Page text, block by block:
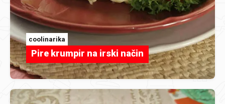
coolinarika
Pire krumpir na irski način